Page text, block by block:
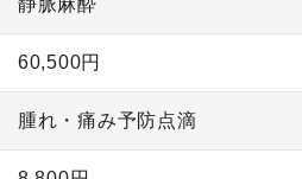
静脈麻酔
60,500円
腫れ・痛み予防点滴